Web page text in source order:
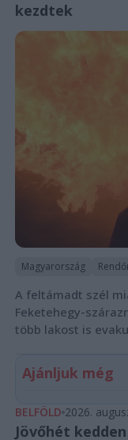
kezdtek
Magyarország
A feltámadt szél
Feketehegy-
több lakost is
Ajánljuk még
BELFÖLD 2026.
Jövőhét